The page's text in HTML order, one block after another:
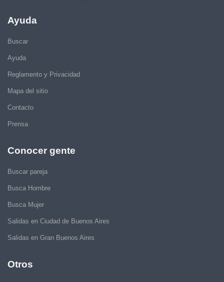
Ayuda
Buscar
Ayuda
Reglamento y Privacidad
Mapa del sitio
Contacto
Prensa
Conocer gente
Buscar pareja
Busca Hombre
Busca Mujer
Salidas en Ciudad de Buenos Aires
Salidas en Gran Buenos Aires
Otros